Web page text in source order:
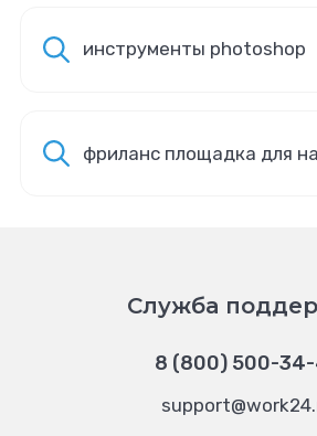
инструменты photoshop
фриланс площадка для
Служба
8 (800) 500-